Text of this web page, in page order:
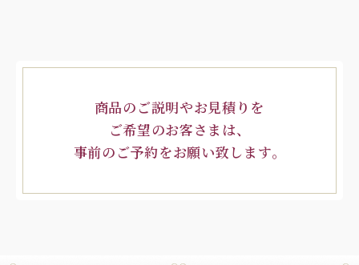
商品のご説明やお見積りを
ご希望のお客さまは、
事前のご予約をお願い致します。